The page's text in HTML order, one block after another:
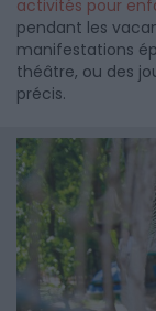
activités pour
pendant les
manifestations
théâtre, ou des
précis.